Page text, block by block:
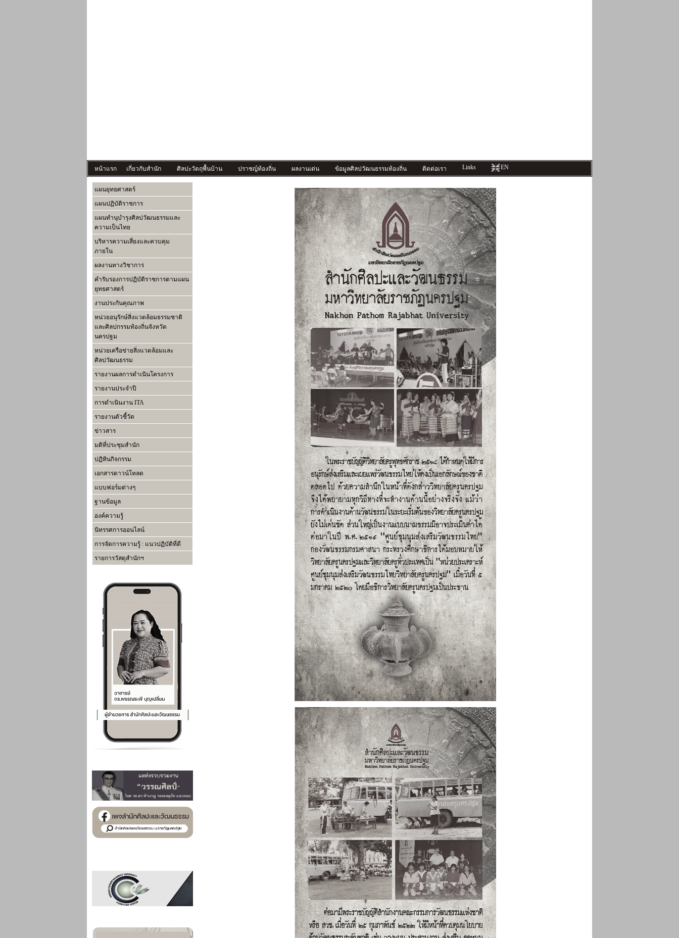
หน้าแรก เกี่ยวกับสำนัก ศิลปะวัตถุพื้นบ้าน ปราชญ์ท้องถิ่น ผลงานเด่น ข้อมูลศิลปวัฒนธรรมท้องถิ่น ติดต่อเรา Links EN
แผนยุทธศาสตร์
แผนปฏิบัติราชการ
แผนทำนุบำรุงศิลปวัฒนธรรมและ
ความเป็นไทย
บริหารความเสี่ยงและควบคุม
ภายใน
ผลงานทางวิชาการ
คำรับรองการปฏิบัติราชการตามแผน
ยุทธศาสตร์
งานประกันคุณภาพ
หน่วยอนุรักษ์สิ่งแวดล้อมธรรมชาติ
และศิลปกรรมท้องถิ่นจังหวัด
นครปฐม
หน่วยเครือข่ายสิ่งแวดล้อมและ
ศิลปวัฒนธรรม
รายงานผลการดำเนินโครงการ
รายงานประจำปี
การดำเนินงาน ITA
รายงานตัวชี้วัด
ข่าวสาร
มติที่ประชุมสำนัก
ปฏิทินกิจกรรม
เอกสารดาวน์โหลด
แบบฟอร์มต่างๆ
ฐานข้อมูล
องค์ความรู้
นิทรรศการออนไลน์
การจัดการความรู้ : แนวปฏิบัติที่ดี
รายการวัสดุสำนักฯ